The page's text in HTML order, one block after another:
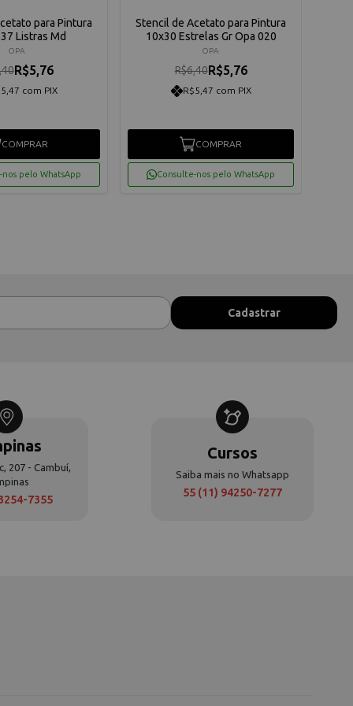
para Pintura
Listras Md
OPA
R$5,76
com PIX
COMPRAR
nos pelo WhatsApp
Stencil de Acetato para Pintura
10x30 Estrelas Gr Opa 020
OPA
R$6,40R$5,76
R$5,47 com PIX
COMPRAR
Consulte-nos pelo WhatsApp
207 - Cambuí,
7355
Cursos
Saiba mais no Whatsapp
55 (11) 94250-7277